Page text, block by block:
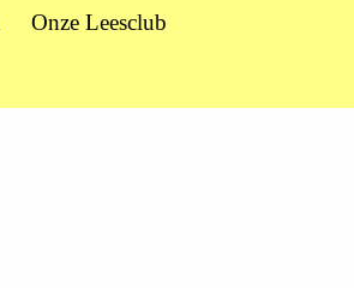
Onze Leesclub